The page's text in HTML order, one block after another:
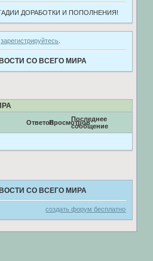
ДОРАБОТКИ И ПОПОЛНЕНИЯ!
зарегистрируйтесь
СО ВСЕГО МИРА
ОтветовПросмотровПоследнее
сообщение
СО ВСЕГО МИРА
создать форум бесплатно